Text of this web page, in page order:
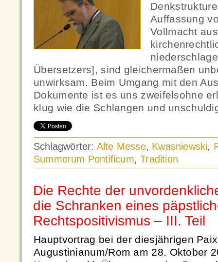
Auffassung
Vollmacht
Übersetzers], sind gleichermaßen
unwirksam. Beim Umgang mit den
Dokumente ist es uns zweifelsohne
klug wie die Schlangen und
Schlagwörter: Alte Messe, Kwasniewski,
Summorum Pontificum,Tradition
Die Rechte der
die Schranken eines
Rechtspositivismus – III. Teil
Hauptvortrag bei der diesjährigen
Augustinianum/Rom am 28. Oktober